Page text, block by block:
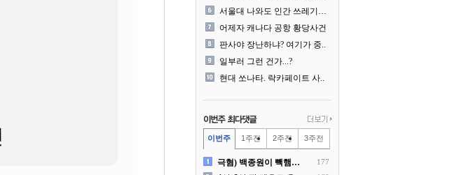
서울대 나와도 인간 쓰레기일..
어제자 캐나다 공항 황당사건
판사야 장난하냐? 여기가 중..
일부러 그런 건가...?
현대 쏘나타. 락카페이트 사..
이번주 1주전 2주전 3주전
극혐) 백종원이 빽햄과 함께.. 177